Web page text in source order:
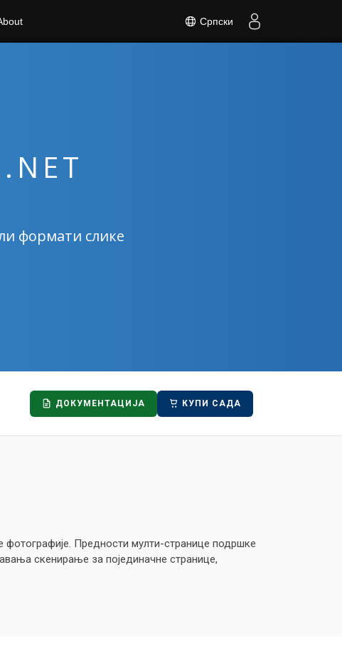
Српски
формати слике
ДОКУМЕНТАЦИЈА КУПИ САДА
фотографије. Предности мулти-странице подршке
скенирање за појединачне странице,